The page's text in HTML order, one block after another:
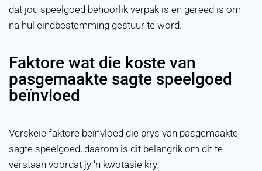
dat jou speelgoed behoorlik verpak is en gereed is om
na hul eindbestemming gestuur te word.
Faktore wat die koste van
pasgemaakte sagte speelgoed
beïnvloed
Verskeie faktore beïnvloed die prys van pasgemaakte
sagte speelgoed, daarom is dit belangrik om dit te
verstaan voordat jy 'n kwotasie kry: